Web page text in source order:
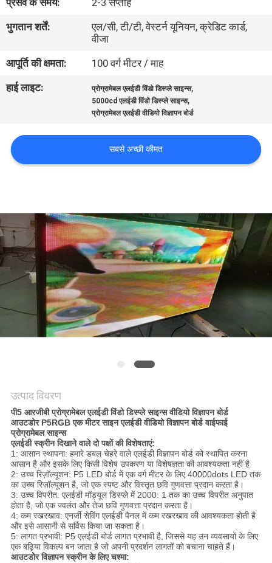
भ्रमण
नियंत्रण
समाचार
उद्धरण
की
विनती
करे
साइटमैप
POLICY
प्रसव के समय:
2-3 सप्ताह
भुगतान शर्तें:
एल/सी, टी/टी, वेस्टर्न यूनियन, क्रेडिट कार्ड,
वीजा
आपूर्ति की क्षमता:
100 वर्ग मीटर / माह
हाई लाइट:
प्रोग्रामेबल एलईडी विंडो डिस्प्ले साइन्स,
5000cd एलईडी विंडो डिस्प्ले साइन्स,
प्रोग्रामेबल एलईडी वीडियो विज्ञापन बोर्ड
सबसे अच्छी कीमत
उत्पाद विवरण
पी5 आरजीबी प्रोग्रामेबल एलईडी विंडो डिस्प्ले साइन्स वीडियो विज्ञापन बोर्ड
आउटडोर P5RGB एक मीटर साइन एलईडी वीडियो विज्ञापन बोर्ड वाईफाई
प्रोग्रामेबल साइन्स
एलईडी स्क्रीन दिखाने वाले दो पक्षों की विशेषताएं:
1: आसान स्थापना: हमारे डबल चेहरे वाले एलईडी विज्ञापन बोर्ड को स्थापित करना
आसान है और इसके लिए किसी विशेष उपकरण या विशेषज्ञता की आवश्यकता नहीं है
2: उच्च रिज़ॉल्यूशन: P5 LED बोर्ड में एक वर्ग मीटर के लिए 40000dots LED तक
का उच्च रिज़ॉल्यूशन है, जो एक स्पष्ट और विस्तृत छवि गुणवत्ता प्रदान करता है।
3: उच्च विपरीत: एलईडी मॉड्यूल डिस्प्ले में 2000: 1 तक का उच्च विपरीत अनुपात
होता है, जो एक ज्वलंत और तेज छवि गुणवत्ता प्रदान करता है।
4: कम रखरखाव: एनर्जी सेविंग एलईडी पैनल में कम रखरखाव की आवश्यकता होती है
और इसे आसानी से सर्विस किया जा सकता है।
5: लागत प्रभावी: P5 एलईडी बोर्ड लागत प्रभावी है, जिससे यह उन व्यवसायों के लिए
एक बढ़िया विकल्प बन जाता है जो अपनी प्रदर्शन लागतों को बचाना चाहते हैं।
आउटडोर विज्ञापन स्क्रीन के लिए चश्मा: